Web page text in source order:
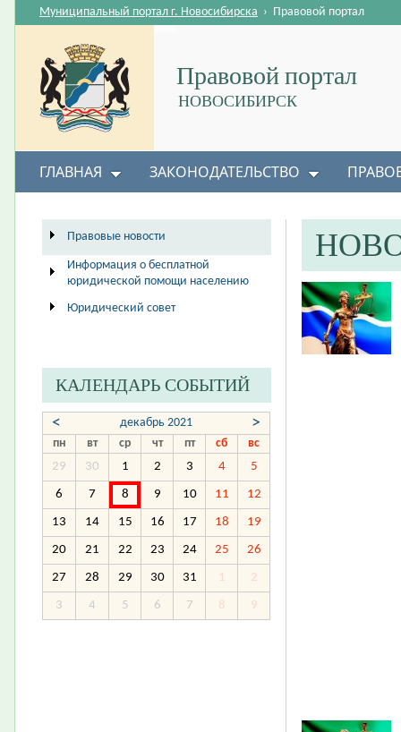
Правовой портал
НОВОСИБИРСК
Муниципальный портал г. Новосибирска › Правовой портал
ГЛАВНАЯ ЗАКОНОДАТЕЛЬСТВО
Правовые новости
Информация о бесплатной
юридической помощи населению
Юридический совет
КАЛЕНДАРЬ СОБЫТИЙ
< декабрь 2021 >
пн вт ср чт пт сб
вс
29
30 1 2 3 4 5
6 7 8 9 10 11 12
13 14 15 16 17 18 19
20 21 22 23 24 25 26
27 28 29 30 31 1 2
3 4 5 6 7 8 9